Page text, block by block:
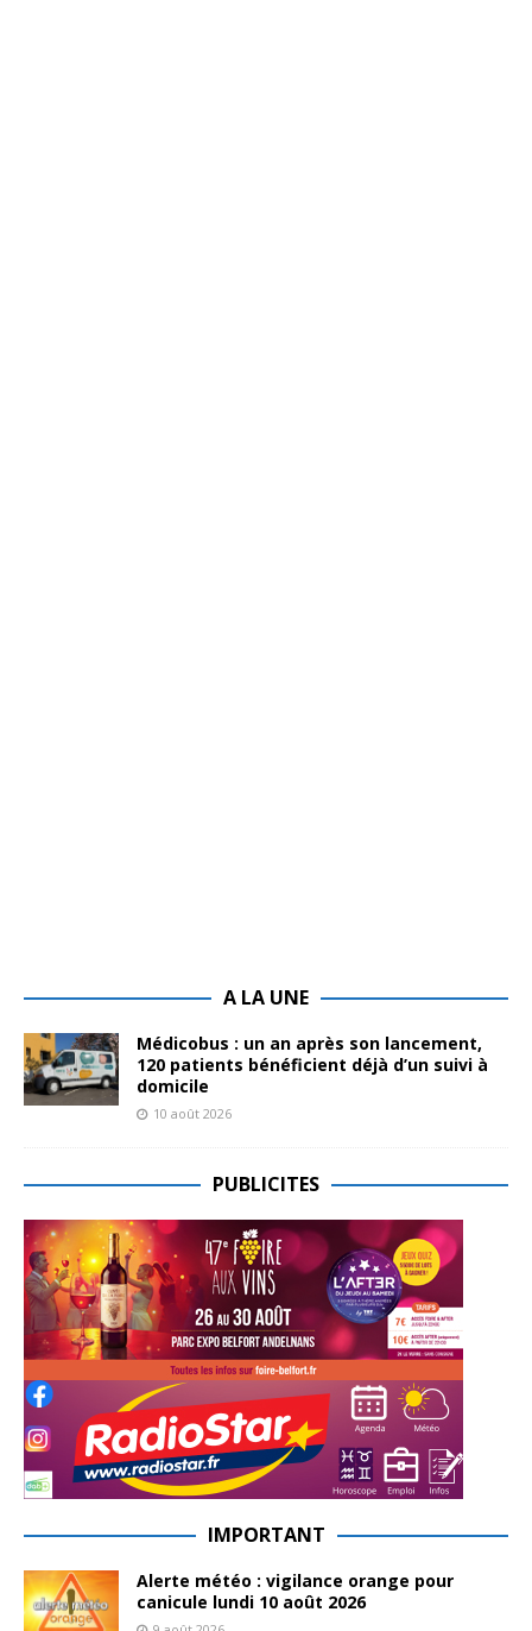
A LA UNE
Médicobus : un an après son lancement,
120 patients bénéficient déjà d’un suivi à
domicile
10 août 2026
PUBLICITES
IMPORTANT
Alerte météo : vigilance orange pour
canicule lundi 10 août 2026